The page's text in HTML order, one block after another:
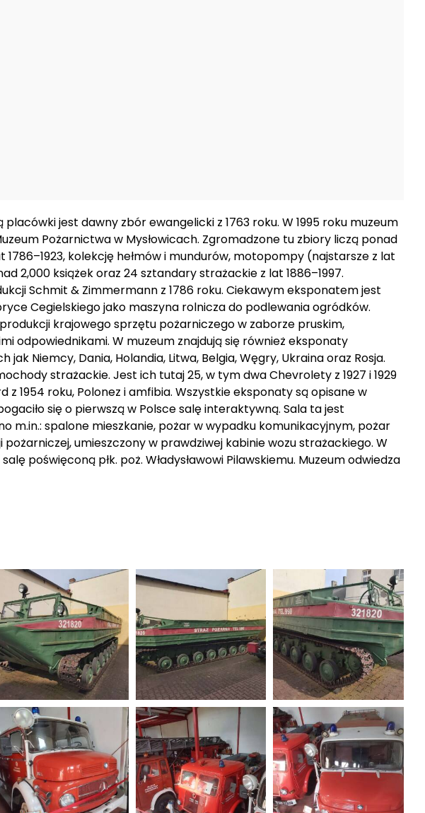
jest dawny zbór ewangelicki z 1763 roku. W 1995 roku muzeum
Pożarnictwa w Mysłowicach. Zgromadzone tu zbiory liczą ponad
kolekcję hełmów i mundurów, motopompy (najstarsze z lat
2,000 książek oraz 24 sztandary strażackie z lat 1886–1997.
Schmit & Zimmermann z 1786 roku. Ciekawym eksponatem jest
Cegielskiego jako maszyna rolnicza do podlewania ogródków.
krajowego sprzętu pożarniczego w zaborze pruskim,
odpowiednikami. W muzeum znajdują się również eksponaty
Niemcy, Dania, Holandia, Litwa, Belgia, Węgry, Ukraina oraz Rosja.
strażackie. Jest ich tutaj 25, w tym dwa Chevrolety z 1927 i 1929
z 1954 roku, Polonez i amfibia. Wszystkie eksponaty są opisane w
się o pierwszą w Polsce salę interaktywną. Sala ta jest
m.in.: spalone mieszkanie, pożar w wypadku komunikacyjnym, pożar
umieszczony w prawdziwej kabinie wozu strażackiego. W
poświęconą płk. poż. Władysławowi Pilawskiemu. Muzeum odwiedza